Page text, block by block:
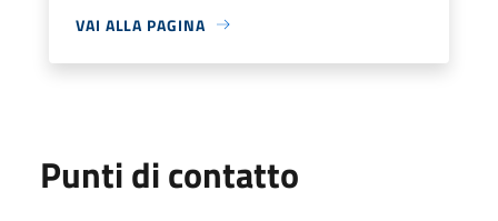
VAI ALLA PAGINA
Punti di contatto